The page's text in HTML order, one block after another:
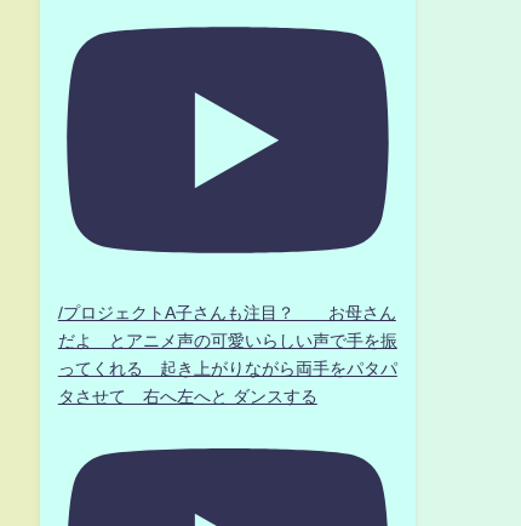
/プロジェクトA子さんも注目？ お母さん
だよ とアニメ声の可愛いらしい声で手を振
ってくれる 起き上がりながら両手をパタパ
タさせて 右へ左へと ダンスする